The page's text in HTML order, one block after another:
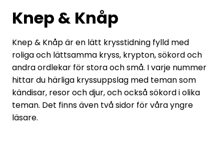
Knep & Knåp
Knep & Knåp är en lätt krysstidning fylld med
roliga och lättsamma kryss, krypton, sökord och
andra ordlekar för stora och små. I varje nummer
hittar du härliga kryssuppslag med teman som
kändisar, resor och djur, och också sökord i olika
teman. Det finns även två sidor för våra yngre
läsare.